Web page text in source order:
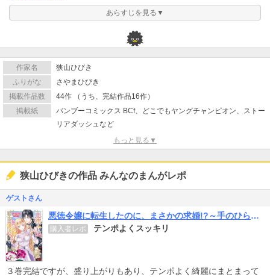
あらすじを見る▼
作家名
狭山ひびき
ふりがな
さやまひびき
掲載作品数
44作 （うち、完結作品16作）
掲載紙
バンブーコミックス BCf、どこでもヤングチャンピオン、ストー
リアダッシュなど
もっと見る▼
狭山ひびきの作品 みんなのまんがレポ
ゲストさん
悪徳令嬢に転生したのに、まさかの求婚!?～手のひら返しの求婚はお断りします！～
購入者レポ テンポよくスッキリ
３巻完結ですが、盛り上がりもあり、テンポよく綺麗にまとまって